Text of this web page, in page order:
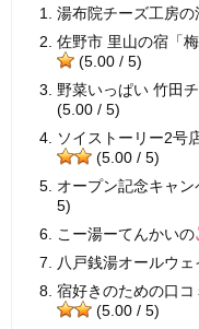
湯布院チーズ工房の
佐野市 里山の宿「
(5.00 / 5)
野菜いっぱい 竹田
(5.00 / 5)
ソイストーリー2号
(5.00 / 5)
オープン記念キャ
5)
こー湯ーてんかいの
八戸銭湯オールウェ
宿好きのための口コ
(5.00 / 5)